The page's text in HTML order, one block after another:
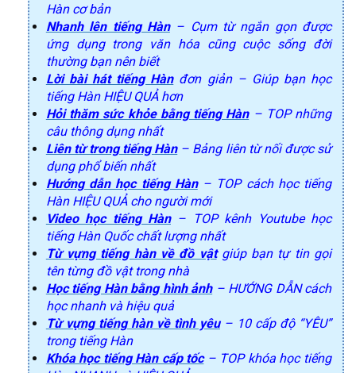
Hàn cơ bản
Nhanh lên tiếng Hàn– Cụm từ ngắn gọn được
ứng dụng trong văn hóa cũng cuộc sống đời
thường bạn nên biết
Lời bài hát tiếng Hànđơn giản – Giúp bạn học
tiếng Hàn HIỆU QUẢ hơn
Hỏi thăm sức khỏe bằng tiếng Hàn– TOP những
câu thông dụng nhất
Liên từ trong tiếng Hàn– Bảng liên từ nối được sử
dụng phổ biến nhất
Hướng dẫn học tiếng Hàn– TOP cách học tiếng
Hàn HIỆU QUẢ cho người mới
Video học tiếng Hàn– TOP kênh Youtube học
tiếng Hàn Quốc chất lượng nhất
Từ vựng tiếng hàn về đồ vậtgiúp bạn tự tin gọi
tên từng đồ vật trong nhà
Học tiếng Hàn bằng hình ảnh– HƯỚNG DẪN cách
học nhanh và hiệu quả
Từ vựng tiếng hàn về tình yêu– 10 cấp độ “YÊU”
trong tiếng Hàn
Khóa học tiếng Hàn cấp tốc– TOP khóa học tiếng